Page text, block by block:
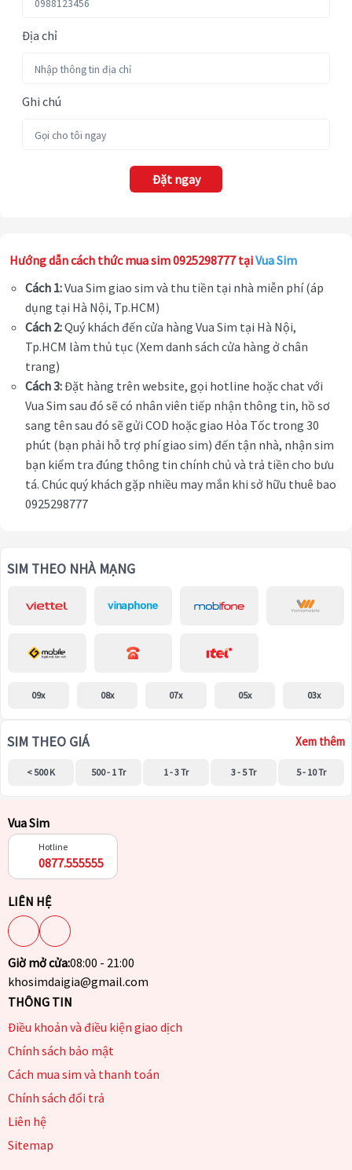
Địa chỉ
Ghi chú
Đặt ngay
Hướng dẫn cách thức mua sim 0925298777 tạiVua Sim
Cách 1:Vua Sim giao sim và thu tiền tại nhà miễn phí (áp
dụng tại Hà Nội, Tp.HCM)
Cách 2:Quý khách đến cửa hàng Vua Sim tại Hà Nội,
Tp.HCM làm thủ tục (Xem danh sách cửa hàng ở chân
trang)
Cách 3:Đặt hàng trên website, gọi hotline hoặc chat với
Vua Sim sau đó sẽ có nhân viên tiếp nhận thông tin, hồ sơ
sang tên sau đó sẽ gửi COD hoặc giao Hỏa Tốc trong 30
phút (bạn phải hỗ trợ phí giao sim) đến tận nhà, nhận sim
bạn kiểm tra đúng thông tin chính chủ và trả tiền cho bưu
tá. Chúc quý khách gặp nhiều may mắn khi sở hữu thuê bao
0925298777
SIM THEO NHÀ MẠNG
09x 08x 07x 05x 03x
SIM THEO GIÁ Xem thêm
< 500 K 500 - 1 Tr 1 - 3 Tr 3 - 5 Tr 5 - 10 Tr
Vua Sim
Hotline
0877.555555
LIÊN HỆ
Giờ mở cửa:08:00 - 21:00
khosimdaigia@gmail.com
THÔNG TIN
Điều khoản và điều kiện giao dịch
Chính sách bảo mật
Cách mua sim và thanh toán
Chính sách đổi trả
Liên hệ
Sitemap